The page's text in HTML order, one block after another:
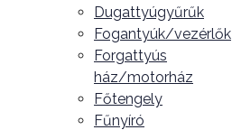
Dugattyúgyűrűk
Fogantyúk/vezérlők
Forgattyús
ház/motorház
Főtengely
Fűnyíró